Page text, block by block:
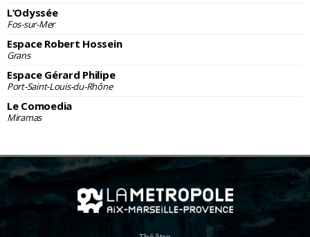
L’Odyssée
Fos-sur-Mer
Espace Robert Hossein
Grans
Espace Gérard Philipe
Port-Saint-Louis-du-Rhône
Le Comoedia
Miramas